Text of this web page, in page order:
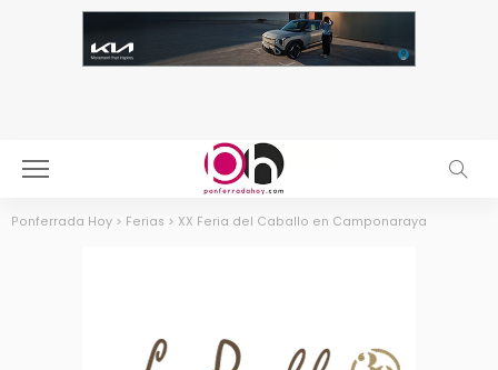
Ponferrada Hoy > Ferias > XX Feria del Caballo en Camponaraya